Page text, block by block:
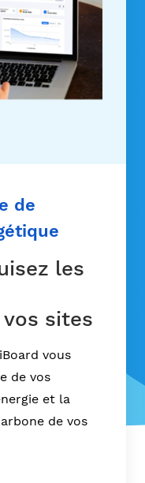
de
les
sites
vous
de vos
et la
de vos